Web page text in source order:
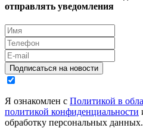
отправлять уведомления
Подписаться на новости
Я ознакомлен с Политикой в
политикой конфиденциальности
обработку персональных данных.